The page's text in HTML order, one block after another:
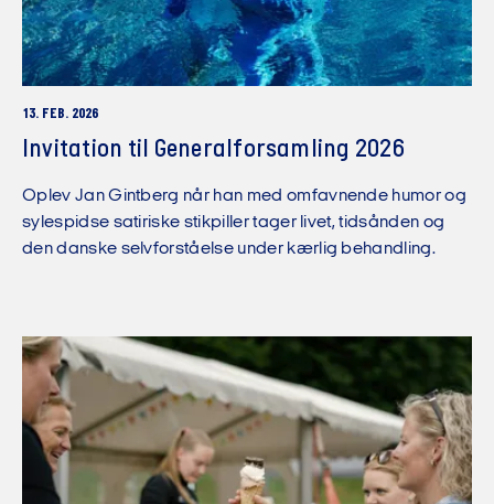
13. FEB. 2026
Invitation til Generalforsamling 2026
Oplev Jan Gintberg når han med omfavnende humor og
sylespidse satiriske stikpiller tager livet, tidsånden og
den danske selvforståelse under kærlig behandling.